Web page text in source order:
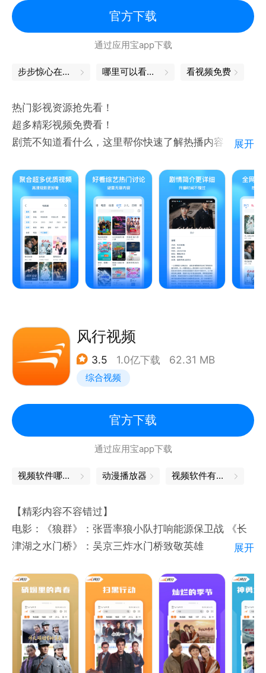
鼠之萌力觉醒》《冒险小狗帮》《贝肯熊 第三季》
《斑布猫之爱的暴击》《可可小爱》《圆梦巨人》《兔
小贝儿歌》《猫小帅故事》《方块熊创意早教课堂》
官方下载
通过应用宝app下载
步步惊心在哪看 哪里可以看如懿传 看视频免费
热门影视资源抢先看！
超多精彩视频免费看！
剧荒不知道看什么，这里帮你快速了解热播内容
新剧资讯、热播指南
预告解析、影讯影评
想你所想、看你所看
尽在影视大全看看
展开
风行视频
3.5 1.0亿下载 62.31 MB
综合视频
官方下载
通过应用宝app下载
视频软件哪个好 动漫播放器 视频软件有哪些
【精彩内容不容错过】
电影：《狼群》：张晋率狼小队打响能源保卫战 《长
津湖之水门桥》：吴京三炸水门桥致敬英雄
的背后》：战菁一李茂轰动上海滩
少儿动漫:《宠物店的小秘密》:爆笑萌宠齐聚一堂!
《超级宝贝JOJO》：适龄启蒙 亲子共学
【海量资源等你发掘】
电影:《明日战记》《哥，你好》《风声》《月球陨
落》《边缘行者》《追龙Ⅱ》《误杀瞒天记》《长安
展开